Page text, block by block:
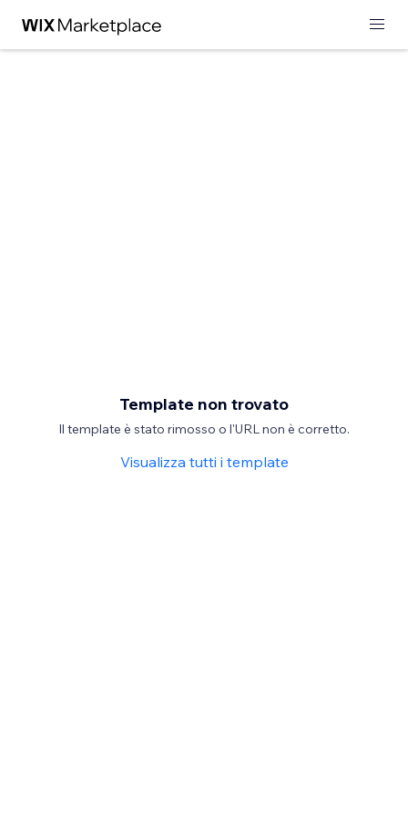
Template non trovato
Il template è stato rimosso o l'URL non è corretto.
Visualizza tutti i template